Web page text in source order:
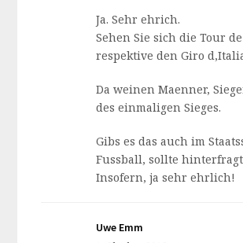
Ja. Sehr ehrich.
Sehen Sie sich die Tour
respektive den Giro
Da weinen Maenner,
des einmaligen Sieges.
Gibs es das auch im
Fussball, sollte
Insofern, ja sehr ehrlich!
Uwe Emm